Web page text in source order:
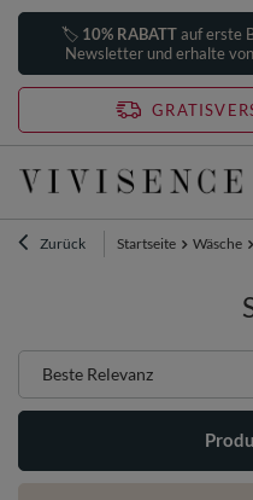
🏷️ 10% RABATTauf erste
Newsletter und erhalte
Zurück Startseite Wäsche
Sortierung ändern
Beste Relevanz